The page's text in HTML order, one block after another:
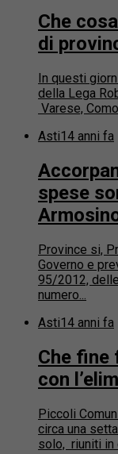
Che
di
In questi
della Lega
Varese,
Asti14 anni fa
spese
Province si,
Governo e
95/2012,
numero...
Asti14 anni fa
Che fine
con
Piccoli
circa una
solo, riuniti in